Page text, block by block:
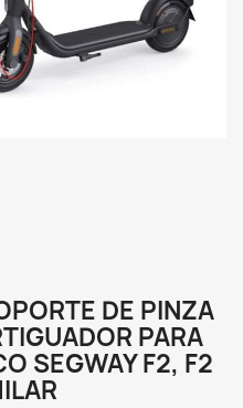
DE PINZA
PARA
SEGWAY F2, F2